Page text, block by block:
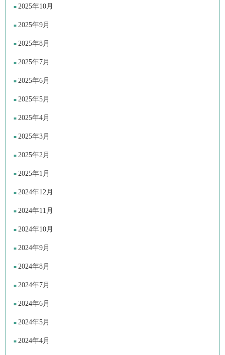
2025年10月
2025年9月
2025年8月
2025年7月
2025年6月
2025年5月
2025年4月
2025年3月
2025年2月
2025年1月
2024年12月
2024年11月
2024年10月
2024年9月
2024年8月
2024年7月
2024年6月
2024年5月
2024年4月